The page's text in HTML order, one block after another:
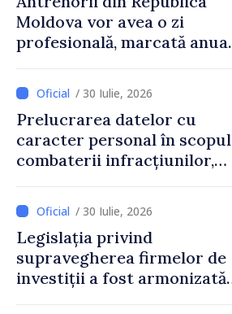
Moldova vor avea o zi
profesională, marcată anual
/ 30 Iulie, 2026
Prelucrarea datelor cu
caracter personal în scopul
combaterii infracțiunilor,
/ 30 Iulie, 2026
Legislația privind
supravegherea firmelor de
investiții a fost armonizată